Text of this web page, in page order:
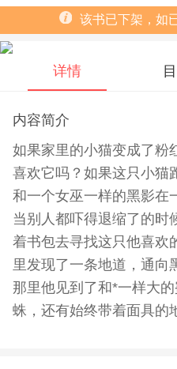
该书已下架，如
详情
内容简介
如果家里的小猫变成了粉
喜欢它吗？如果这只小猫
和一个女巫一样的黑影在
当别人都吓得退缩了的时
着书包去寻找这只他喜欢
里发现了一条地道，通向
那里他见到了和*一样大
蛛，还有始终带着面具